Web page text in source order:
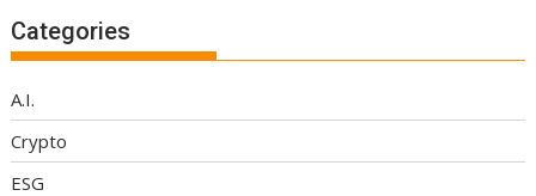
Categories
A.I.
Crypto
ESG